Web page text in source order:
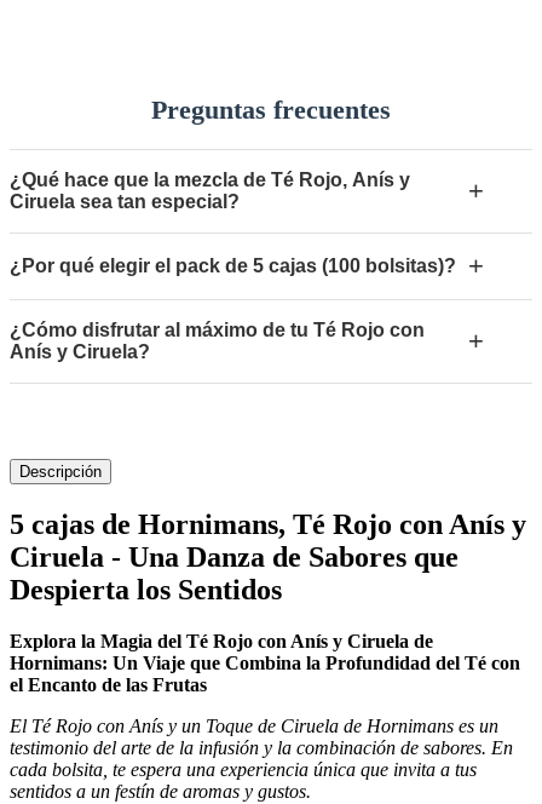
Preguntas frecuentes
¿Qué hace que la mezcla de Té Rojo, Anís y
Ciruela sea tan especial?
+
¿Por qué elegir el pack de 5 cajas (100 bolsitas)? +
¿Cómo disfrutar al máximo de tu Té Rojo con
Anís y Ciruela?
+
Descripción
5 cajas de Hornimans, Té Rojo con Anís y
Ciruela - Una Danza de Sabores que
Despierta los Sentidos
Explora la Magia del Té Rojo con Anís y Ciruela de
Hornimans: Un Viaje que Combina la Profundidad del Té con
el Encanto de las Frutas
El Té Rojo con Anís y un Toque de Ciruela de Hornimans es un
testimonio del arte de la infusión y la combinación de sabores. En
cada bolsita, te espera una experiencia única que invita a tus
sentidos a un festín de aromas y gustos.